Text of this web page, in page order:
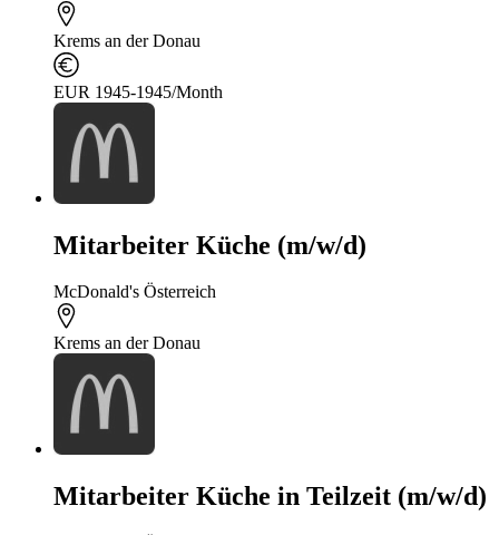
Krems an der Donau
EUR 1945-1945/Month
Mitarbeiter Küche (m/w/d)
McDonald's Österreich
Krems an der Donau
Mitarbeiter Küche in Teilzeit (m/w/d)